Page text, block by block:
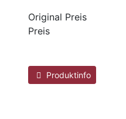
Original Preis
Preis
Produktinfo